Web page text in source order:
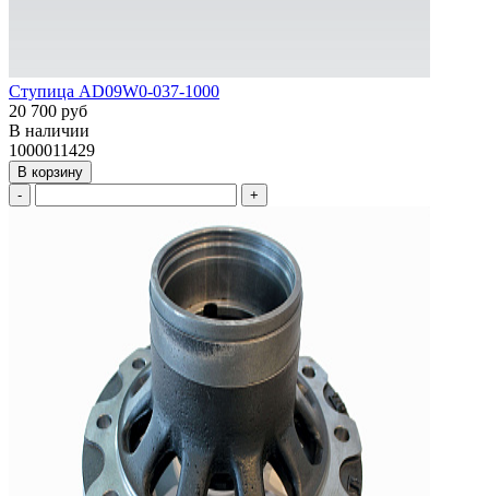
Ступица AD09W0-037-1000
20 700 руб
В наличии
1000011429
В корзину
-
+